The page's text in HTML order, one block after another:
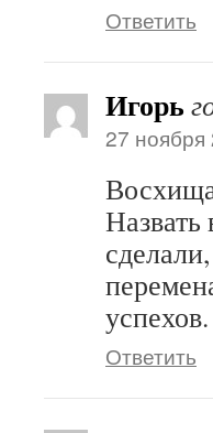
Ответить
Игорь
27 ноября
Ответить